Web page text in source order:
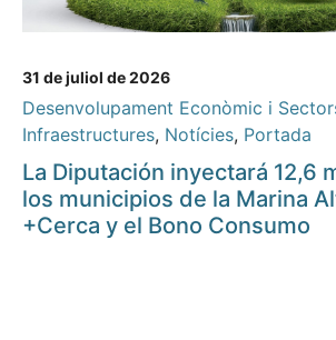
31 de juliol de 2026
Desenvolupament Econòmic i
Infraestructures, Notícies, Portada
La Diputación inyectará 12,6
los municipios de la Marina
+Cerca y el Bono Consumo